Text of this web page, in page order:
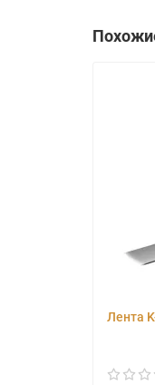
Лента